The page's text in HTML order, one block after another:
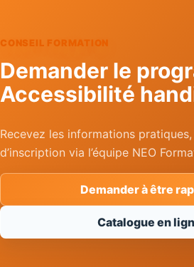
CONSEIL FORMATION
Demander le
Accessibilité
Recevez les informations
d’inscription via l’équipe NEO
Demander à être
Catalogue en